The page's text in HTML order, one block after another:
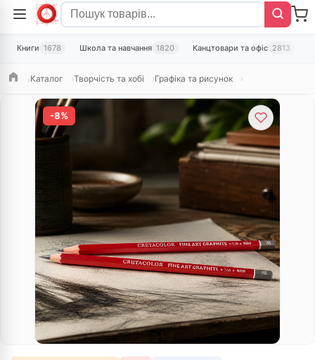
Книги 1678 Школа та навчання 1820 Канцтовари та офіс 2813
ГоловнаКаталог Творчість та хобі Графіка та рисунок
-8%